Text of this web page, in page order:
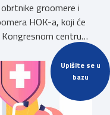
Upišite se u
bazu
groomere i
HOK-a, koji će
centru
Sudionike
predavača: U sklopu
„Profesija